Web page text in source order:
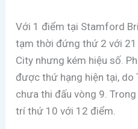
Với 1 điểm tại Stamford
tạm thời đứng thứ 2 với
City nhưng kém hiệu số.
được thứ hạng hiện tại, do
chưa thi đấu vòng 9.
trí thứ 10 với 12 điểm.